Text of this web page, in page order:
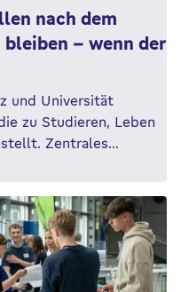
nach dem
– wenn der
und Universität
zu Studieren, Leben
Zentrales…